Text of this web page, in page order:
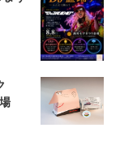
場